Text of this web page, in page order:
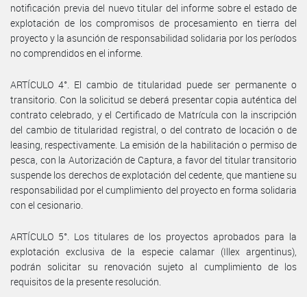
notificación previa del nuevo titular del informe sobre el estado de
explotación de los compromisos de procesamiento en tierra del
proyecto y la asunción de responsabilidad solidaria por los períodos
no comprendidos en el informe.
ARTÍCULO 4°. El cambio de titularidad puede ser permanente o
transitorio. Con la solicitud se deberá presentar copia auténtica del
contrato celebrado, y el Certificado de Matrícula con la inscripción
del cambio de titularidad registral, o del contrato de locación o de
leasing, respectivamente. La emisión de la habilitación o permiso de
pesca, con la Autorización de Captura, a favor del titular transitorio
suspende los derechos de explotación del cedente, que mantiene su
responsabilidad por el cumplimiento del proyecto en forma solidaria
con el cesionario.
ARTÍCULO 5°. Los titulares de los proyectos aprobados para la
explotación exclusiva de la especie calamar (Illex argentinus),
podrán solicitar su renovación sujeto al cumplimiento de los
requisitos de la presente resolución.